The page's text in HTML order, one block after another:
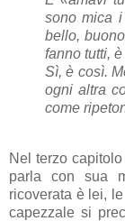
sono mica
bello,
fanno tutti,
Sì, è così.
ogni altra
come
Nel terzo
parla con sua
ricoverata è lei,
capezzale si